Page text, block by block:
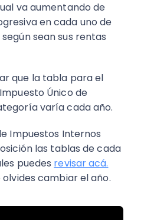
va aumentando de
en cada uno de
sean sus rentas
que la tabla para el
Único de
varía cada año.
Impuestos Internos
las tablas de cada
puedes revisar acá.
olvides cambiar el año.